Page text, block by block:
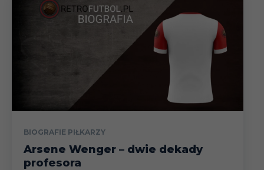
BIOGRAFIE PIŁKARZY
Arsene Wenger – dwie dekady
profesora